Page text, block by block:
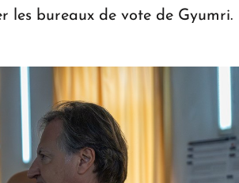
les bureaux de vote de Gyumri.